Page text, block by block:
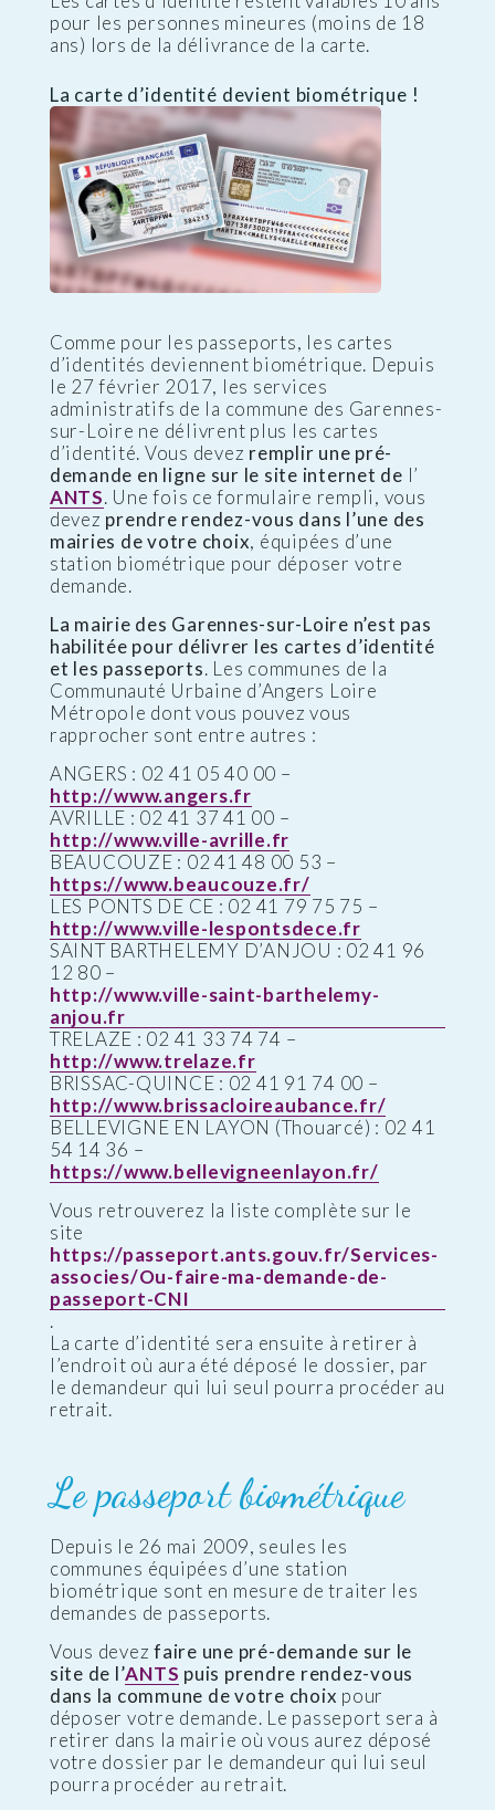
pour les personnes mineures (moins de 18
ans) lors de la délivrance de la carte.
La carte d’identité devient biométrique !
Comme pour les passeports, les cartes
d’identités deviennent biométrique. Depuis
le 27 février 2017, les services
administratifs de la commune des Garennes-
sur-Loire ne délivrent plus les cartes
d’identité. Vous devez remplir une pré-
demande en ligne sur le site internet de l’
ANTS. Une fois ce formulaire rempli, vous
devez prendre rendez-vous dans l’une des
mairies de votre choix, équipées d’une
station biométrique pour déposer votre
demande.
La mairie des Garennes-sur-Loire n’est pas
habilitée pour délivrer les cartes d’identité
et les passeports. Les communes de la
Communauté Urbaine d’Angers Loire
Métropole dont vous pouvez vous
rapprocher sont entre autres :
ANGERS : 02 41 05 40 00 –
http://www.angers.fr
AVRILLE : 02 41 37 41 00 –
http://www.ville-avrille.fr
BEAUCOUZE : 02 41 48 00 53 –
https://www.beaucouze.fr/
LES PONTS DE CE : 02 41 79 75 75 –
http://www.ville-lespontsdece.fr
SAINT BARTHELEMY D’ANJOU : 02 41 96
12 80 –
http://www.ville-saint-barthelemy-
anjou.fr
TRELAZE : 02 41 33 74 74 –
http://www.trelaze.fr
BRISSAC-QUINCE : 02 41 91 74 00 –
http://www.brissacloireaubance.fr/
BELLEVIGNE EN LAYON (Thouarcé) : 02 41
54 14 36 –
https://www.bellevigneenlayon.fr/
Vous retrouverez la liste complète sur le
site
https://passeport.ants.gouv.fr/Services-
associes/Ou-faire-ma-demande-de-
passeport-CNI
.
La carte d’identité sera ensuite à retirer à
l’endroit où aura été déposé le dossier, par
le demandeur qui lui seul pourra procéder au
retrait.
Le passeport biométrique
Depuis le 26 mai 2009, seules les
communes équipées d’une station
biométrique sont en mesure de traiter les
demandes de passeports.
Vous devezfaire une pré-demande sur le
site de l’ANTS puis prendre rendez-vous
dans la commune de votre choix pour
déposer votre demande. Le passeport sera à
retirer dans la mairie où vous aurez déposé
votre dossier par le demandeur qui lui seul
pourra procéder au retrait.